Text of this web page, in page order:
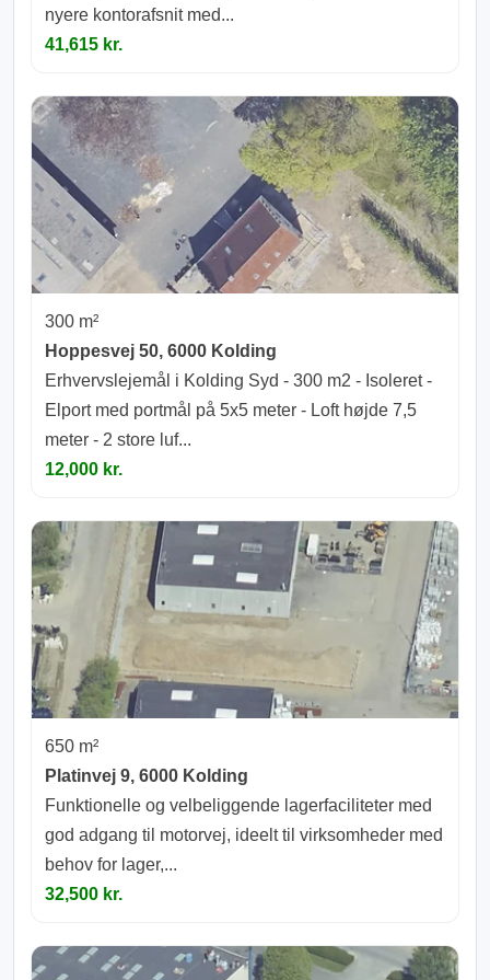
nyere kontorafsnit med...
41,615 kr.
300 m²
Hoppesvej 50, 6000 Kolding
Erhvervslejemål i Kolding Syd - 300 m2 - Isoleret -
Elport med portmål på 5x5 meter - Loft højde 7,5
meter - 2 store luf...
12,000 kr.
650 m²
Platinvej 9, 6000 Kolding
Funktionelle og velbeliggende lagerfaciliteter med
god adgang til motorvej, ideelt til virksomheder med
behov for lager,...
32,500 kr.